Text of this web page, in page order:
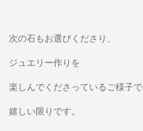
次の石もお選びくださり、
ジュエリー作りを
楽しんでくださっているご様子で
嬉しい限りです。